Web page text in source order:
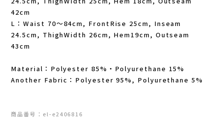
R×L(アールエル)
Rab(ラブ)
ranor(ラナー)
42cm
L：Waist 70～84cm, FrontRise 25cm, Inseam
24.5cm, ThighWidth 26cm, Hem19cm, Outseam
43cm
Material：Polyester 85%・Polyurethane 15%
Another Fabric：Polyester 95%, Polyurethane 5%
商品番号：el-e2406816